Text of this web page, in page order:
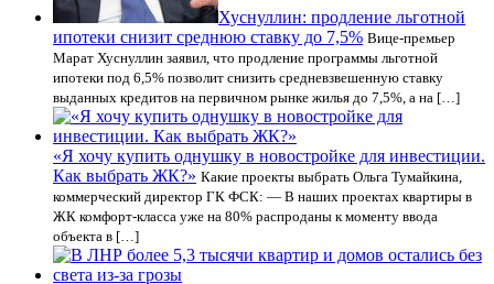
Хуснуллин: продление льготной
ипотеки снизит среднюю ставку до 7,5% Вице-премьер
Марат Хуснуллин заявил, что продление программы льготной
ипотеки под 6,5% позволит снизить средневзвешенную ставку
выданных кредитов на первичном рынке жилья до 7,5%, а на […]
«Я хочу купить однушку в новостройке для инвестиции.
Как выбрать ЖК?» Какие проекты выбрать Ольга Тумайкина,
коммерческий директор ГК ФСК: — В наших проектах квартиры в
ЖК комфорт-класса уже на 80% распроданы к моменту ввода
объекта в […]